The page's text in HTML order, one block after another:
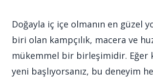
Doğayla iç içe olmanın en güzel
biri olan kampçılık, macera ve
mükemmel bir birleşimidir. Eğer
yeni başlıyorsanız, bu deneyim